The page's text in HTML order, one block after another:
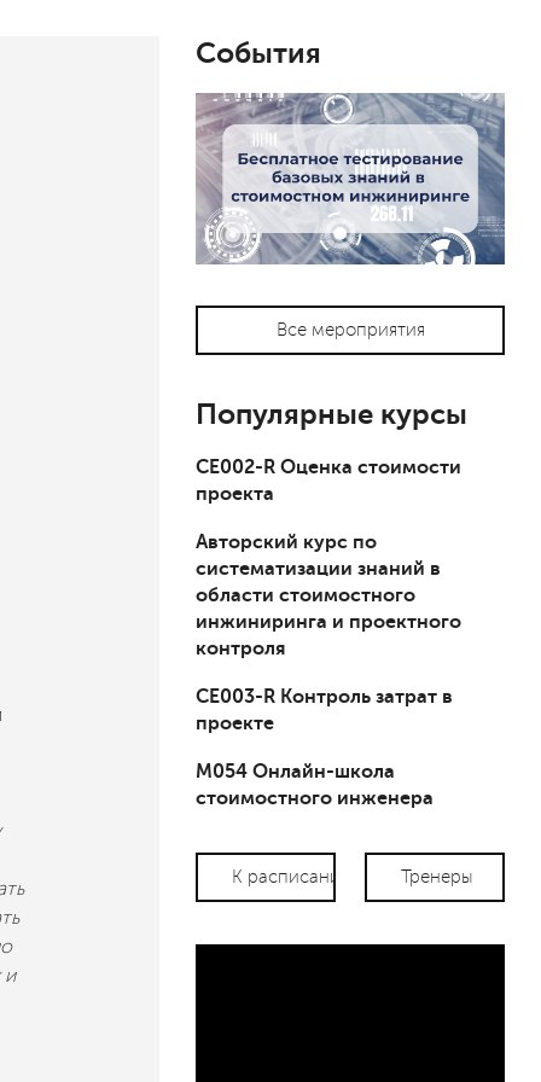
и
События
Все мероприятия
Популярные курсы
СЕ002-R Оценка стоимости
проекта
Авторский курс по
систематизации знаний в
области стоимостного
инжиниринга и проектного
контроля
СЕ003-R Контроль затрат в
проекте
М054 Онлайн-школа
стоимостного инженера
К расписанию Тренеры